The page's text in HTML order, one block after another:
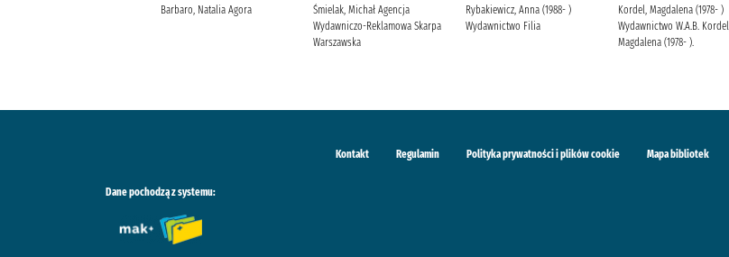
Barbaro, Natalia Agora
Śmielak, Michał Agencja
Wydawniczo-Reklamowa Skarpa
Warszawska
Rybakiewicz, Anna (1988- )
Wydawnictwo Filia
Kordel, Magdalena (1978- )
Wydawnictwo W.A.B. Kordel,
Magdalena (1978- ).
Kontakt Regulamin Polityka prywatności i plików cookie Mapa bibliotek
Dane pochodzą z systemu: